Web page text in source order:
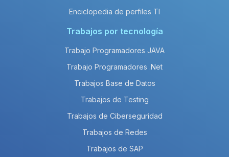
Enciclopedia de perfiles TI
Trabajos por tecnología
Trabajo Programadores JAVA
Trabajo Programadores .Net
Trabajos Base de Datos
Trabajos de Testing
Trabajos de Ciberseguridad
Trabajos de Redes
Trabajos de SAP